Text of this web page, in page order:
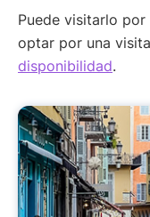
Puede visitarlo
optar por una
disponibilidad.